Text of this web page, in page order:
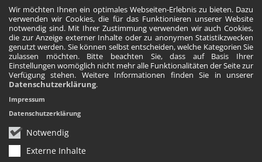
Wir möchten Ihnen ein optimales Webseiten-Erlebnis zu bieten. Dazu
verwenden wir Cookies, die für das Funktionieren unserer Website
notwendig sind. Mit Ihrer Zustimmung verwenden wir auch Cookies,
die zur Anzeige externer Inhalte oder zu anonymen Statistikzwecken
genutzt werden. Sie können selbst entscheiden, welche Kategorien Sie
zulassen möchten. Bitte beachten Sie, dass auf Basis Ihrer
Einstellungen womöglich nicht mehr alle Funktionalitäten der Seite zur
Verfügung stehen. Weitere Informationen finden Sie in unserer
Datenschutzerklärung.
Notwendig
Externe Inhalte
Impressum
Datenschutzerklärung